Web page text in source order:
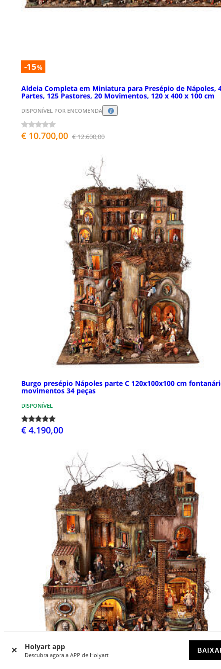
Holyart app
Descubra agora a APP de Holyart
-15%
Aldeia Completa em Miniatura para Presépio de Nápoles,
Partes, 125 Pastores, 20 Movimentos, 120 x 400 x 100 cm
DISPONÍVEL POR ENCOMENDA
€ 10.700,00 € 12.600,00
Burgo presépio Nápoles parte C 120x100x100 cm
movimentos 34 peças
DISPONÍVEL
€ 4.190,00
-40%